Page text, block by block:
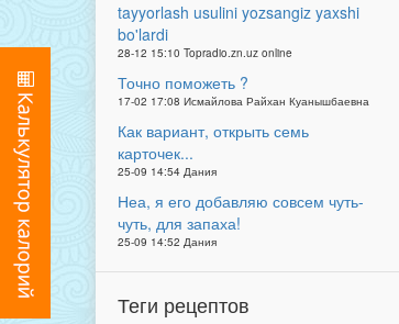
tayyorlash usulini yozsangiz yaxshi
bo'lardi
28-12 15:10 Topradio.zn.uz online
Точно поможеть ?
17-02 17:08 Исмайлова Райхан Куанышбаевна
Как вариант, открыть семь
карточек...
25-09 14:54 Дания
Неа, я его добавляю совсем чуть-
чуть, для запаха!
25-09 14:52 Дания
Теги рецептов